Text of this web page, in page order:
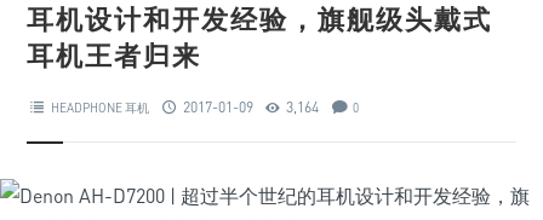
耳机设计和开发经验，旗舰级头戴式
耳机王者归来
HEADPHONE 耳机 2017-01-09 3,164 0